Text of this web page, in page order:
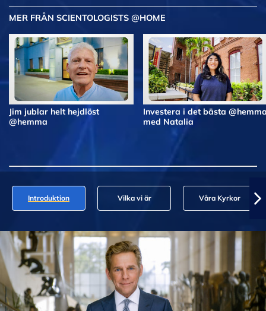
MER FRÅN SCIENTOLOGISTS @HOME
Jim jublar helt hejdlöst
@hemma
Investera i det bästa
med Natalia
Introduktion Vilka vi är Våra Kyrkor